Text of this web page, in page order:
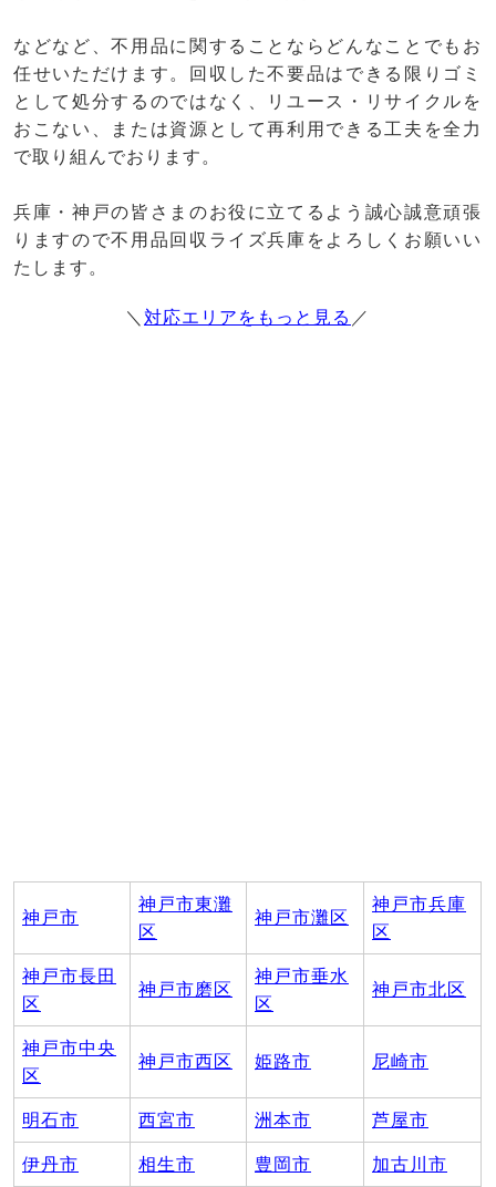
などなど、不用品に関することならどんなことでもお
任せいただけます。回収した不要品はできる限りゴミ
として処分するのではなく、リユース・リサイクルを
おこない、または資源として再利用できる工夫を全力
で取り組んでおります。
兵庫・神戸の皆さまのお役に立てるよう誠心誠意頑張
りますので不用品回収ライズ兵庫をよろしくお願いい
たします。
＼ 対応エリアをもっと見る ／
神戸市
神戸市東灘
区
神戸市灘区
神戸市兵庫
区
神戸市長田
区
神戸市磨区
神戸市垂水
区
神戸市北区
神戸市中央
区
神戸市西区 姫路市 尼崎市
明石市 西宮市 洲本市 芦屋市
伊丹市 相生市 豊岡市 加古川市